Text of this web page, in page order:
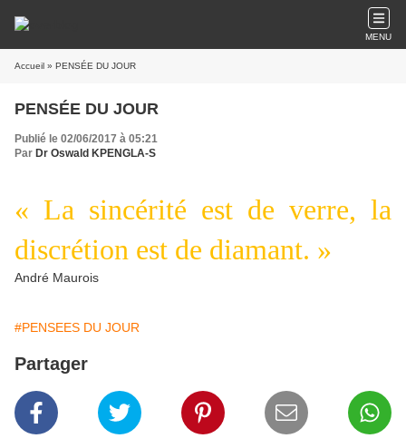
MENU
Accueil » PENSÉE DU JOUR
PENSÉE DU JOUR
Publié le 02/06/2017 à 05:21
Par Dr Oswald KPENGLA-S
« La sincérité est de verre, la
discrétion est de diamant. »
André Maurois
#PENSEES DU JOUR
Partager